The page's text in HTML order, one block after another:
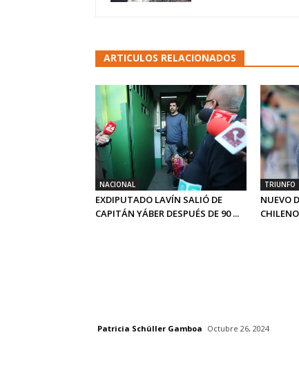
ARTICULOS RELACIONADOS
NACIONAL
EXDIPUTADO LAVÍN SALIÓ DE
CAPITÁN YÁBER DESPUÉS DE 90 ...
TRIUNFO
NUEVO
Patricia Schüller Gamboa Octubre 26, 2024